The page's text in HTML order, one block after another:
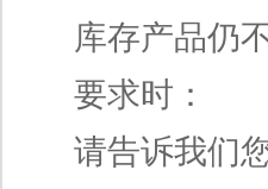
库存产品仍
要求时：
请告诉我们